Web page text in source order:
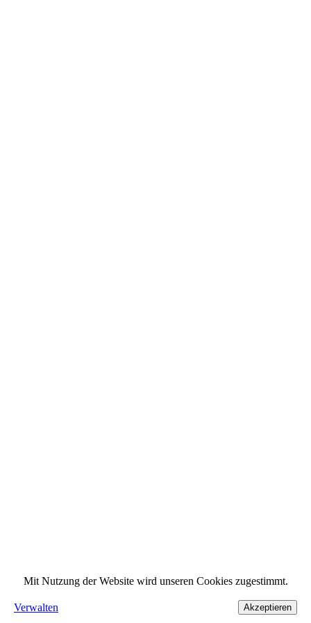
Mit Nutzung der Website wird unseren Cookies zugestimmt.
Verwalten Akzeptieren